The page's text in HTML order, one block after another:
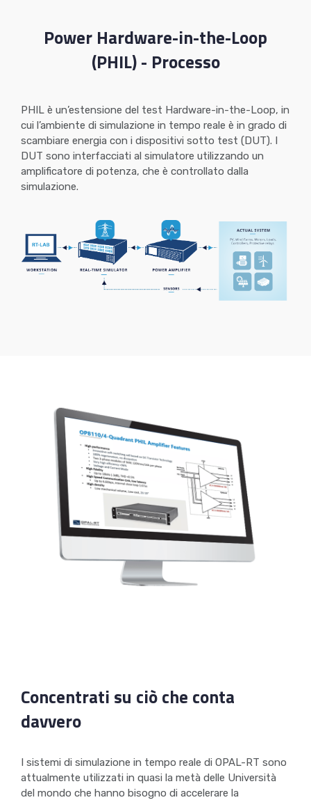
Power Hardware-in-the-Loop
(PHIL) - Processo
PHIL è un’estensione del test Hardware-in-the-Loop, in
cui l’ambiente di simulazione in tempo reale è in grado di
scambiare energia con i dispositivi sotto test (DUT). I
DUT sono interfacciati al simulatore utilizzando un
amplificatore di potenza, che è controllato dalla
simulazione.
Concentrati su ciò che conta
davvero
I sistemi di simulazione in tempo reale di OPAL-RT sono
attualmente utilizzati in quasi la metà delle Università
del mondo che hanno bisogno di accelerare la